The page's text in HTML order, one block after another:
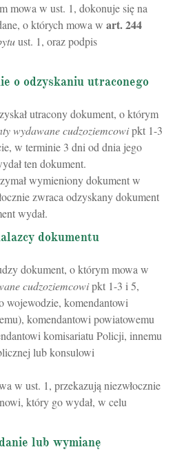
mowa w ust. 1, dokonuje się na
o których mowa w art.244
ust. 1, oraz podpis
o odzyskaniu utraconego
utracony dokument, o którym
wydawane cudzoziemcowipkt 1-3
w terminie 3 dni od dnia jego
ten dokument.
wymieniony dokument w
zwraca odzyskany dokument
wydał.
dokumentu
dokument, o którym mowa w
cudzoziemcowipkt 1-3 i 5,
wojewodzie, komendantowi
komendantowi powiatowemu
komisariatu Policji, innemu
lub konsulowi
w ust. 1, przekazują niezwłocznie
który go wydał, w celu
lub wymianę